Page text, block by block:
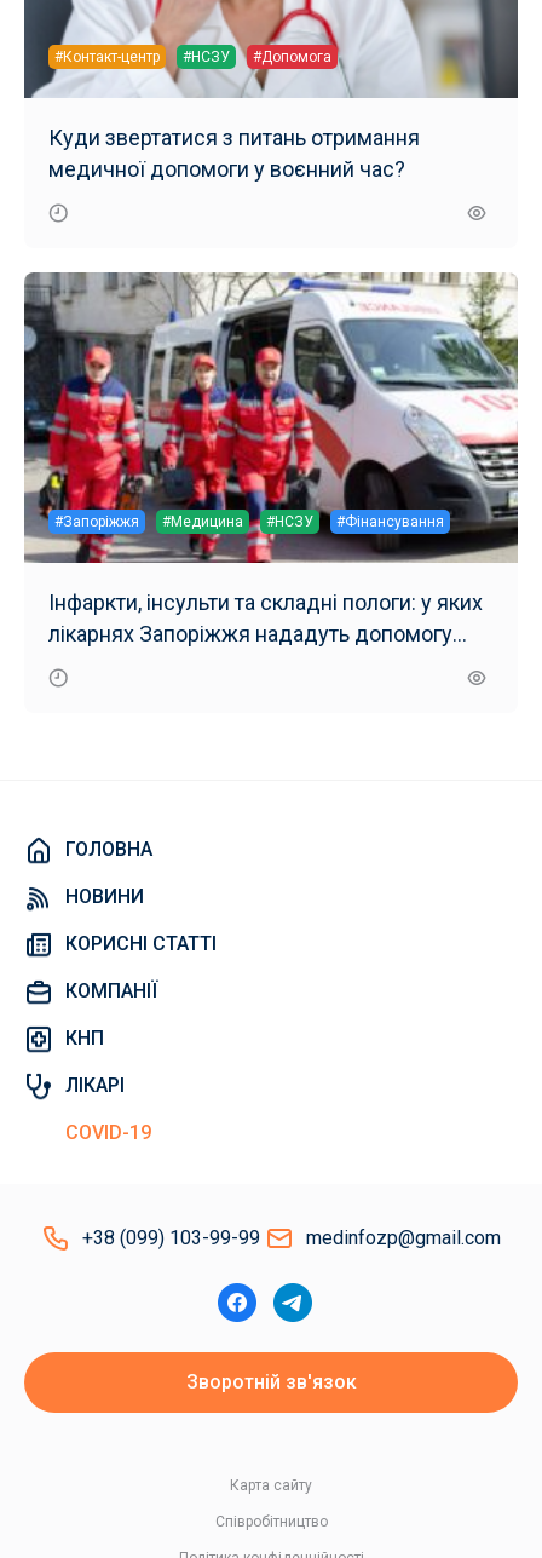
#Контакт-центр #НСЗУ #Допомога
Куди звертатися з питань отримання
медичної допомоги у воєнний час?
#Запоріжжя #Медицина #НСЗУ #Фінансування
Інфаркти, інсульти та складні пологи: у яких
лікарнях Запоріжжя нададуть допомогу
безкоштовно
ГОЛОВНА
НОВИНИ
КОРИСНІ СТАТТІ
КОМПАНІЇ
КНП
ЛІКАРІ
COVID-19
+38 (099) 103-99-99 medinfozp@gmail.com
Зворотній зв'язок
Співробітництво
Карта сайту